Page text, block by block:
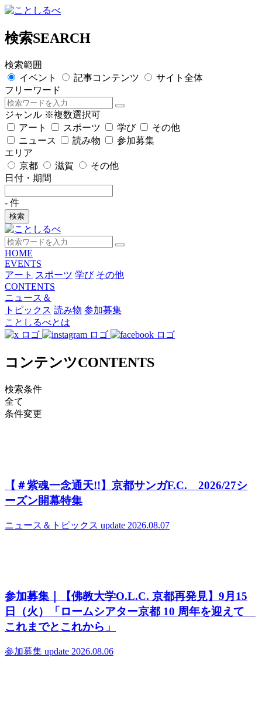
検索SEARCH
検索範囲
イベント
記事コンテンツ
サイト全体
フリーワード
ジャンル ※複数選択可
アート
スポーツ 学び
その他
ニュース
読み物
参加募集
エリア
京都
滋賀
その他
日付・期間
- 件
検索
HOME
EVENTS
アート スポーツ 学び その他
CONTENTS
ニュース＆
トピックス 読み物 参加募集
ことしるべとは
コンテンツCONTENTS
検索条件
全て
条件変更
【＃紫魂一念通天!!】京都サンガF.C. 2026/27シ
ーズン開幕特集
ニュース＆トピックス update 2026.08.07
参加募集｜【佛教大学O.L.C. 京都再発見】9月15
日（火）「ロームシアター京都 10 周年を迎えて
これまでとこれから」
参加募集 update 2026.08.06